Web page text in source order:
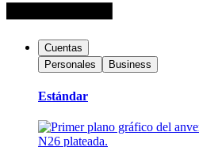
Cuentas
Personales
Business
Estándar